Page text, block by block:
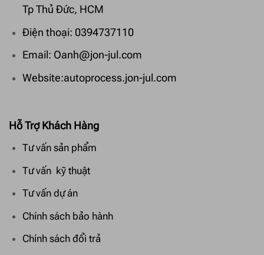
Tp Thủ Đức, HCM
Điện thoại: 0394737110
Email: Oanh@jon-jul.com
Website:autoprocess.jon-jul.com
Hỗ Trợ Khách Hàng
Tư vấn sản phẩm
Tư vấn kỹ thuật
Tư vấn dự án
Chính sách bảo hành
Chính sách đổi trả